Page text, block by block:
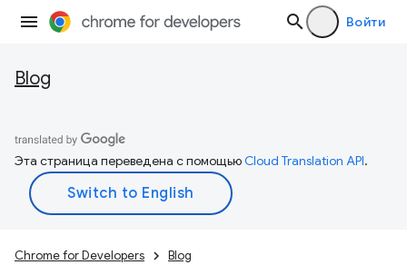
Войти
Blog
Эта страница переведена с помощьюCloud Translation API.
Chrome for Developers Blog